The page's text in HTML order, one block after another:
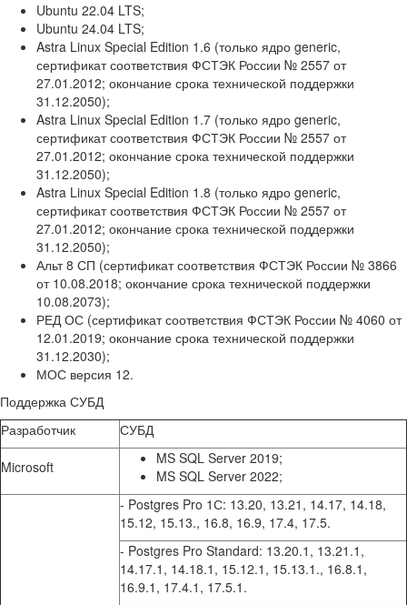
Ubuntu 22.04 LTS;
Ubuntu 24.04 LTS;
Astra Linux Special Edition 1.6 (только ядро generic,
сертификат соответствия ФСТЭК России № 2557 от
27.01.2012; окончание срока технической поддержки
31.12.2050);
Astra Linux Special Edition 1.7 (только ядро generic,
сертификат соответствия ФСТЭК России № 2557 от
27.01.2012; окончание срока технической поддержки
31.12.2050);
Astra Linux Special Edition 1.8 (только ядро generic,
сертификат соответствия ФСТЭК России № 2557 от
27.01.2012; окончание срока технической поддержки
31.12.2050);
Альт 8 СП (сертификат соответствия ФСТЭК России № 3866
от 10.08.2018; окончание срока технической поддержки
10.08.2073);
РЕД ОС (сертификат соответствия ФСТЭК России № 4060 от
12.01.2019; окончание срока технической поддержки
31.12.2030);
МОС версия 12.
Поддержка СУБД
Разработчик
СУБД
Microsoft
MS SQL Server 2019;
MS SQL Server 2022;
- Postgres Pro 1С: 13.20, 13.21, 14.17, 14.18,
15.12, 15.13., 16.8, 16.9, 17.4, 17.5.
- Postgres Pro Standard: 13.20.1, 13.21.1,
14.17.1, 14.18.1, 15.12.1, 15.13.1., 16.8.1,
16.9.1, 17.4.1, 17.5.1.